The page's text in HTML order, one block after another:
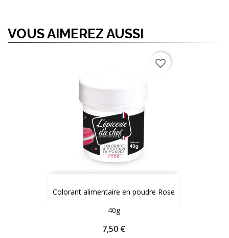
VOUS AIMEREZ AUSSI
Colorant alimentaire en poudre Rose
40g
Prix
7,50 €
Quantité
favorite_border